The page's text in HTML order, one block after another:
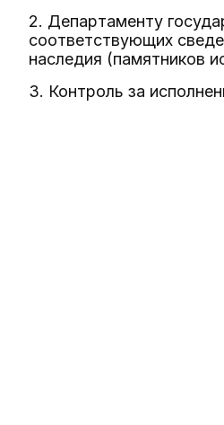
2. Департаменту
соответствующих
наследия (памятников
3. Контроль за